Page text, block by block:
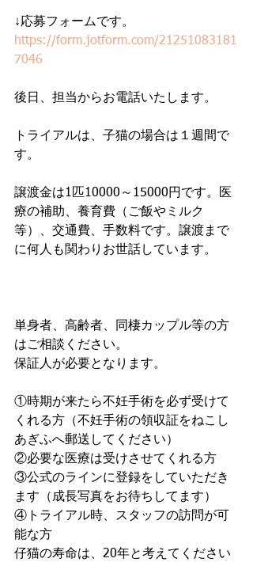
↓応募フォームです。
https://form.jotform.com/21251083181
7046
後日、担当からお電話いたします。
トライアルは、子猫の場合は１週間で
す。
譲渡金は1匹10000～15000円です。医
療の補助、養育費（ご飯やミルク
等）、交通費、手数料です。譲渡まで
に何人も関わりお世話しています。
単身者、高齢者、同棲カップル等の方
はご相談ください。
保証人が必要となります。
①時期が来たら不妊手術を必ず受けて
くれる方（不妊手術の領収証をねこし
あぎふへ郵送してください）
②必要な医療は受けさせてくれる方
③公式のラインに登録をしていただき
ます（成長写真をお待ちしてます）
④トライアル時、スタッフの訪問が可
能な方
仔猫の寿命は、20年と考えてください